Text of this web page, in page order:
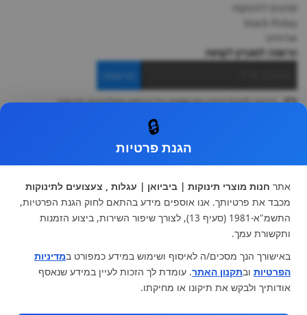
מותגים לתינוקות
black-friday
אודותינו
הרשמה למועדון לקוחות
הרשמה
ברצוני לקבל מידע ופרסומות על הנחות וקולקציות חדשות
עגלות וטיולונים
כיסא בטיחות ואביזרים
ריהוט לתינוקות
מצעים למיטת תינוק וטקסטיל
צעצועי ילדים
על גלגלים
הנקה והאכלה
מוצרי אמבטיה
מוזמנים לבקר אותנו:
🔒
הגנת פרטיות
אתר חנות מוצרי תינוקות | ביביואן | עגלות , צעצועים לתינוקות
מכבד את פרטיותך. אנו אוספים מידע בהתאם לחוק הגנת הפרטיות,
התשמ"א-1981 (סעיף 13), לצורך שיפור השירות, ביצוע הזמנות
ותקשורת עמך.
באישורך הנך מסכים/ה לאיסוף ושימוש במידע כמפורט במדיניות
הפרטיות ובתקנון האתר. עומדת לך הזכות לעיין במידע שנאסף
אודותיך ולבקש את תיקונו או מחיקתו.